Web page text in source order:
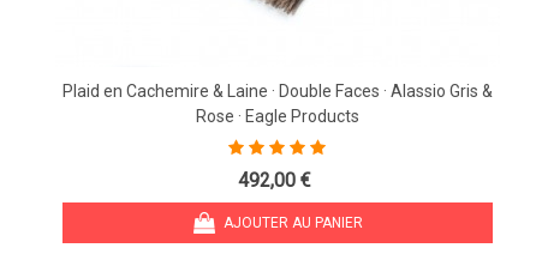
Plaid en Cachemire & Laine · Double Faces · Alassio Gris &
Rose · Eagle Products
492,00 €
AJOUTER AU PANIER